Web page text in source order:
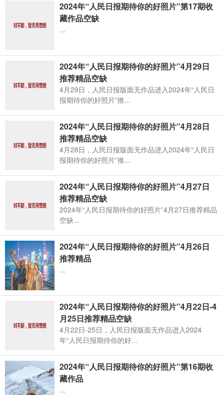
2024年“人民日报期待你的好照片”第17期收
藏作品空缺
...
2024年“人民日报期待你的好照片”4月29日
推荐精品空缺
4月29日，人民日报版面无作品进入2024年“人民日
报期待你的好照片”推...
2024年“人民日报期待你的好照片”4月28日
推荐精品空缺
4月28日，人民日报版面无作品进入2024年“人民日
报期待你的好照片”推...
2024年“人民日报期待你的好照片”4月27日
推荐精品空缺
2024年“人民日报期待你的好照片”4月27日推荐精品
空缺...
2024年“人民日报期待你的好照片”4月26日
推荐精品
...
2024年“人民日报期待你的好照片”4月22日-4
月25日推荐精品空缺
4月22日-25日，人民日报版面无作品进入2024
年“人民日报期待你的好...
2024年“人民日报期待你的好照片”第16期收
藏作品
...